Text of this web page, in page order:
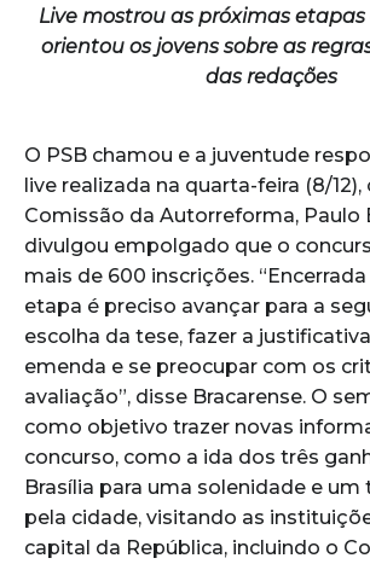
Live mostrou as próximas etapas
orientou os jovens sobre as
das redações
O PSB chamou e a juventude
live realizada na quarta-feira (8/
Comissão da Autorreforma, Paulo
divulgou empolgado que o
mais de 600 inscrições.
etapa é preciso avançar para a
escolha da tese, fazer a
emenda e se preocupar com os
avaliação”, disse Bracarense. O
como objetivo trazer novas
concurso, como a ida dos três
Brasília para uma solenidade e
pela cidade, visitando as
capital da República, incluindo o